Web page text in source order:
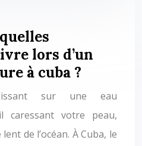
lors d’un
à cuba ?
sur une eau
caressant votre peau,
de l’océan. À Cuba, le